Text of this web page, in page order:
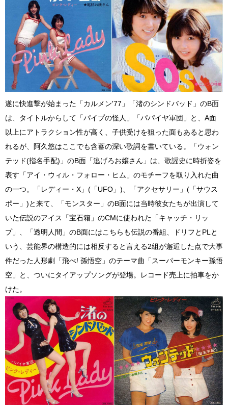
遂に快進撃が始まった「カルメン'77」「渚のシンドバッド」のB面
は、タイトルからして「パイプの怪人」「パパイヤ軍団」と、A面
以上にアトラクション性が高く、子供受けを狙った面もあると思わ
れるが、阿久悠はここでも含蓄の深い歌詞を書いている。「ウォン
テッド(指名手配)」のB面「逃げろお嬢さん」は、歌謡史に時折姿を
表す「アイ・ウィル・フォロー・ヒム」のモチーフを取り入れた曲
の一つ。「レディー・X」(「UFO」)、「アクセサリー」(「サウス
ポー」)と来て、「モンスター」のB面には当時彼女たちが出演して
いた伝説のアイス「宝石箱」のCMに使われた「キャッチ・リッ
プ」、「透明人間」のB面にはこちらも伝説の番組、ドリフとPLと
いう、芸能界の構造的には相反すると言える2組が邂逅した点で大事
件だった人形劇「飛べ! 孫悟空」のテーマ曲「スーパーモンキー孫悟
空」と、ついにタイアップソングが登場。レコード売上に拍車をか
けた。